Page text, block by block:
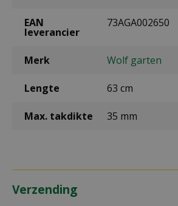
EAN
leverancier
73AGA002650
Merk Wolf garten
Lengte 63 cm
Max. takdikte 35 mm
Verzending